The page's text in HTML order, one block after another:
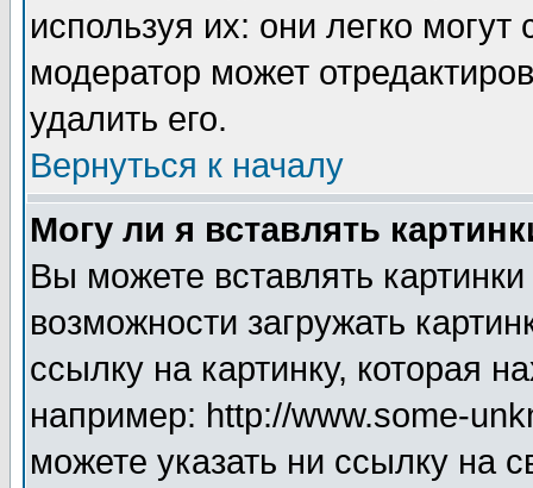
используя их: они легко
модератор может
удалить его.
Вернуться к началу
Могу ли я вставлять
Вы можете вставлять
возможности загружать
ссылку на картинку, которая
например: http://www.some-
можете указать ни ссылку на